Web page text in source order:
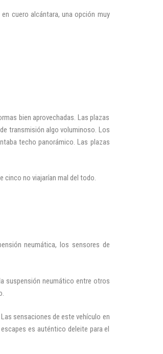
cuero alcántara, una opción muy
bien aprovechadas. Las plazas
transmisión algo voluminoso. Los
techo panorámico. Las plazas
cinco no viajarían mal del todo.
neumática, los sensores de
suspensión neumático entre otros
sensaciones de este vehículo en
es auténtico deleite para el